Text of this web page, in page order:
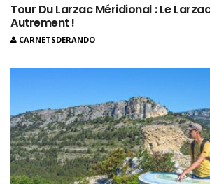
Tour Du Larzac Méridional : Le
Autrement !
CARNETSDERANDO